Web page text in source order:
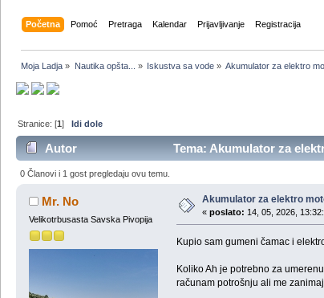
Početna Pomoć Pretraga Kalendar Prijavljivanje Registracija
Moja Ladja » Nautika opšta... » Iskustva sa vode» Akumulator za elektro
Stranice: [1]Idi dole
Autor Tema: Akumulator za
0 Članovi i 1 gost pregledaju ovu temu.
Mr. No
Velikotrbusasta Savska Pivopija
Akumulator za elektro
« poslato: 14, 05, 2026,
Kupio sam gumeni čamac i
Koliko Ah je potrebno za
računam potrošnju ali me